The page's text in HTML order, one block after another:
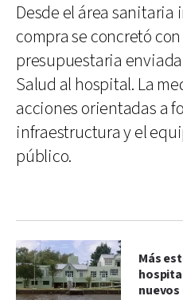
Desde el área sanitaria
compra se concretó
presupuestaria
Salud al hospital. La
acciones orientadas a
infraestructura y el
público.
Más